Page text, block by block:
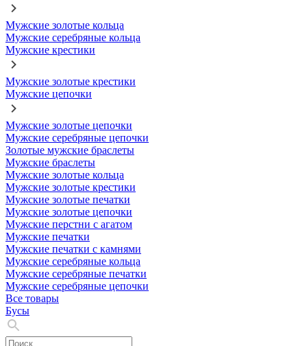
Мужские золотые кольца
Мужские серебряные кольца
Мужские крестики
Мужские золотые крестики
Мужские цепочки
Мужские золотые цепочки
Мужские серебряные цепочки
Золотые мужские браслеты
Мужские браслеты
Мужские золотые кольца
Мужские золотые крестики
Мужские золотые печатки
Мужские золотые цепочки
Мужские перстни с агатом
Мужские печатки
Мужские печатки с камнями
Мужские серебряные кольца
Мужские серебряные печатки
Мужские серебряные цепочки
Все товары
Бусы